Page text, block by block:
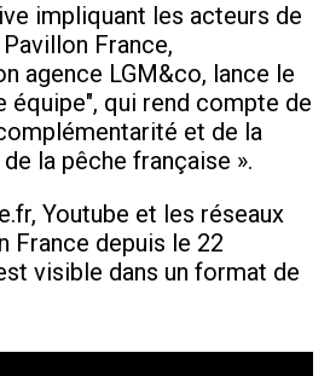
impliquant les acteurs de
France,
agence LGM&co, lance le
équipe", qui rend compte de
et de la
la pêche française ».
Youtube et les réseaux
France depuis le 22
visible dans un format de